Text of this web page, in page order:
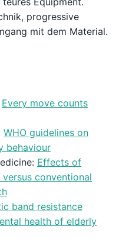
progressive
mit dem Material.
Every move counts
WHO guidelines on
behaviour
Effects of
conventional
band resistance
health of elderly